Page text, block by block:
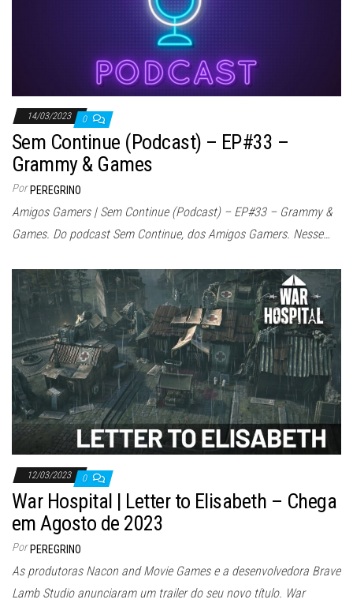
14/03/2023 0
Sem Continue (Podcast) – EP#33 –
Grammy & Games
Por PEREGRINO
Amigos Gamers | Sem Continue (Podcast) – EP#33 – Grammy &
Games. Do podcast Sem Continue, dos Amigos Gamers. Nesse…
12/03/2023 0
War Hospital | Letter to Elisabeth – Chega
em Agosto de 2023
Por PEREGRINO
As produtoras Nacon and Movie Games e a desenvolvedora Brave
Lamb Studio anunciaram um trailer do seu novo título. War